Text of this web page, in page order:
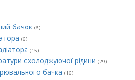
бачок (6)
(6)
(15)
охолоджуючої рідини (29)
бачка (16)